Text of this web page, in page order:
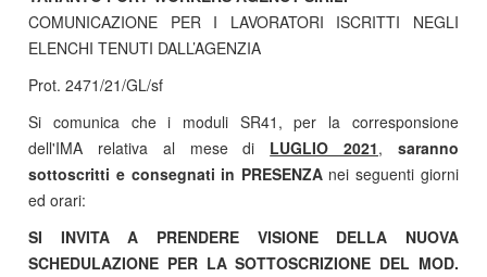
COMUNICAZIONE PER I LAVORATORI ISCRITTI NEGLI
ELENCHI TENUTI DALL’AGENZIA
Prot. 2471/21/GL/sf
Si comunica che i moduli SR41, per la corresponsione
dell'IMA relativa al mese di LUGLIO 2021, saranno
sottoscritti e consegnati in PRESENZAnei seguenti giorni
ed orari:
SI INVITA A PRENDERE VISIONE DELLA NUOVA
SCHEDULAZIONE PER LA SOTTOSCRIZIONE DEL MOD.